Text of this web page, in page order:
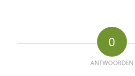
0
ANTWOORDEN